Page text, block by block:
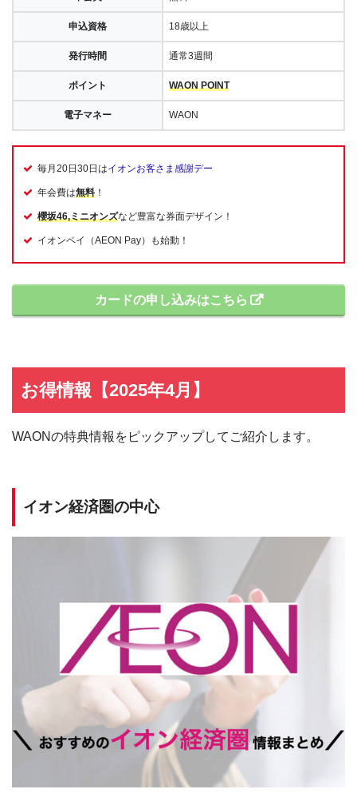
申込資格 18歳以上
発行時間 通常3週間
ポイント WAON POINT
電子マネー WAON
毎月20日30日はイオンお客さま感謝デー
年会費は無料 ！
櫻坂46,ミニオンズなど豊富な券面デザイン！
イオンペイ（AEON Pay）も始動！
カードの申し込みはこちら
お得情報【2025年4月】
WAONの特典情報をピックアップしてご紹介します。
イオン経済圏の中心